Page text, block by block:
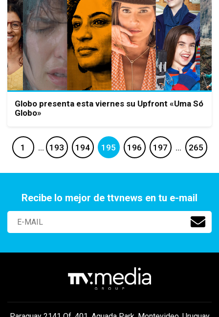
Globo presenta esta viernes su Upfront «Uma Só
Globo»
1 … 193 194 195 196 197 … 265
Recibe lo mejor de ttvnews en tu e-mail